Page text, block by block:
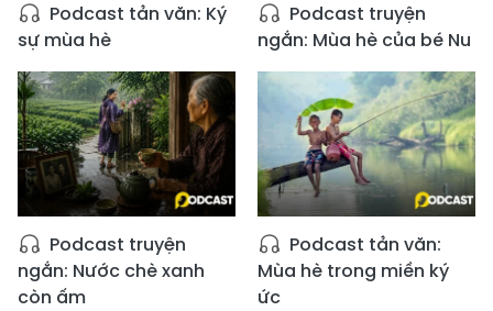
Podcast tản văn: Ký
sự mùa hè
Podcast truyện
ngắn: Mùa hè của bé Nu
Podcast truyện
ngắn: Nước chè xanh
còn ấm
Podcast tản văn:
Mùa hè trong miền ký
ức